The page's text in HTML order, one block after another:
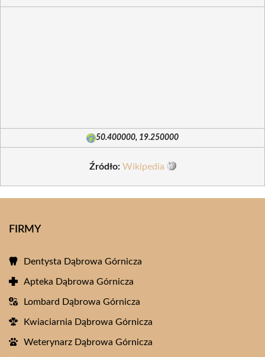
50.400000, 19.250000
Źródło: Wikipedia
FIRMY
Dentysta Dąbrowa Górnicza
Apteka Dąbrowa Górnicza
Lombard Dąbrowa Górnicza
Kwiaciarnia Dąbrowa Górnicza
Weterynarz Dąbrowa Górnicza